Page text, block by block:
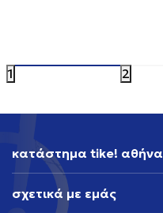
1 2
κατάστημα tike! αθήνα
σχετικά με εμάς